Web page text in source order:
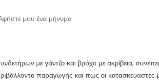
μου ένα μήνυμα
με γάντζο και βρόχο με ακρίβεια,
παραγωγής και πώς οι κατασκευαστές